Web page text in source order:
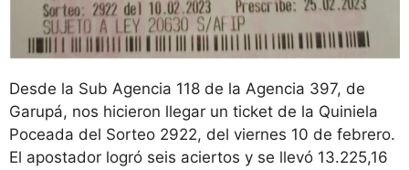
Desde la Sub Agencia 118 de la Agencia 397, de
Garupá, nos hicieron llegar un ticket de la Quiniela
Poceada del Sorteo 2922, del viernes 10 de febrero.
El apostador logró seis aciertos y se llevó 13.225,16